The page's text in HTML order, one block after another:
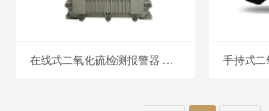
在线式二氧化硫检测报警器 MIC-600-SO2-A